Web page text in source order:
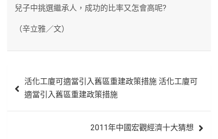
兒子中挑選繼承人，成功的比率又怎會高呢?
（辛立雅／文）
章
活化工廈可適當引入舊區重建政策措施 活化工廈可
適當引入舊區重建政策措施
2011年中國宏觀經濟十大猜想